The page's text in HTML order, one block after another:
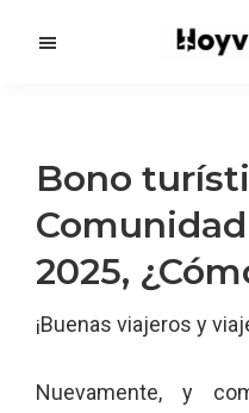
principal
Bono
2025,
¡Buenas viajeros y
Nuevamente, y